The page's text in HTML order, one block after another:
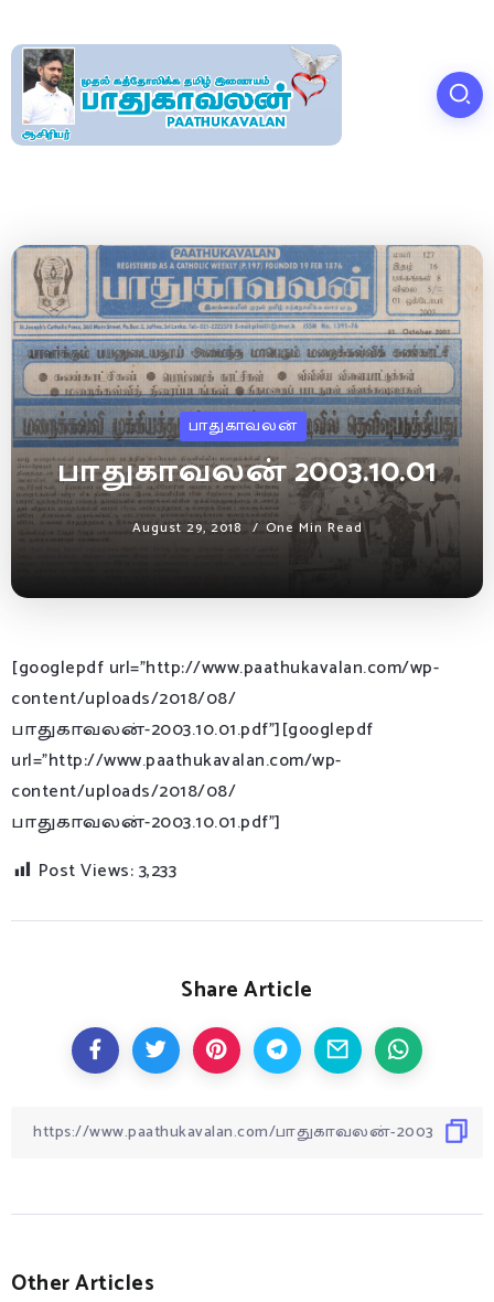
பாதுகாவலன்
பாதுகாவலன் 2003.10.01
August 29, 2018 One Min Read
[googlepdf url=”http://www.paathukavalan.com/wp-
content/uploads/2018/08/
பாதுகாவலன்-2003.10.01.pdf”][googlepdf
url=”http://www.paathukavalan.com/wp-
content/uploads/2018/08/
பாதுகாவலன்-2003.10.01.pdf”]
Post Views:3,233
Share Article
Other Articles